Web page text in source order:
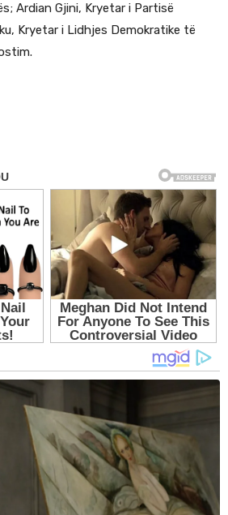
Ardian Gjini, Kryetar i Partisë
Kryetar i Lidhjes Demokratike të